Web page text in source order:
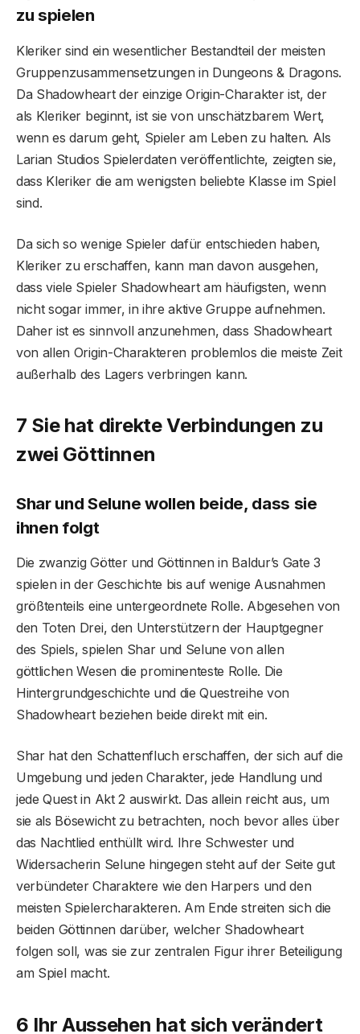
zu spielen
Kleriker sind ein wesentlicher Bestandteil der meisten
Gruppenzusammensetzungen in Dungeons & Dragons.
Da Shadowheart der einzige Origin-Charakter ist, der
als Kleriker beginnt, ist sie von unschätzbarem Wert,
wenn es darum geht, Spieler am Leben zu halten. Als
Larian Studios Spielerdaten veröffentlichte, zeigten sie,
dass Kleriker die am wenigsten beliebte Klasse im Spiel
sind.
Da sich so wenige Spieler dafür entschieden haben,
Kleriker zu erschaffen, kann man davon ausgehen,
dass viele Spieler Shadowheart am häufigsten, wenn
nicht sogar immer, in ihre aktive Gruppe aufnehmen.
Daher ist es sinnvoll anzunehmen, dass Shadowheart
von allen Origin-Charakteren problemlos die meiste Zeit
außerhalb des Lagers verbringen kann.
7 Sie hat direkte Verbindungen zu
zwei Göttinnen
Shar und Selune wollen beide, dass sie
ihnen folgt
Die zwanzig Götter und Göttinnen in Baldur’s Gate 3
spielen in der Geschichte bis auf wenige Ausnahmen
größtenteils eine untergeordnete Rolle. Abgesehen von
den Toten Drei, den Unterstützern der Hauptgegner
des Spiels, spielen Shar und Selune von allen
göttlichen Wesen die prominenteste Rolle. Die
Hintergrundgeschichte und die Questreihe von
Shadowheart beziehen beide direkt mit ein.
Shar hat den Schattenfluch erschaffen, der sich auf die
Umgebung und jeden Charakter, jede Handlung und
jede Quest in Akt 2 auswirkt. Das allein reicht aus, um
sie als Bösewicht zu betrachten, noch bevor alles über
das Nachtlied enthüllt wird. Ihre Schwester und
Widersacherin Selune hingegen steht auf der Seite gut
verbündeter Charaktere wie den Harpers und den
meisten Spielercharakteren. Am Ende streiten sich die
beiden Göttinnen darüber, welcher Shadowheart
folgen soll, was sie zur zentralen Figur ihrer Beteiligung
am Spiel macht.
6 Ihr Aussehen hat sich verändert